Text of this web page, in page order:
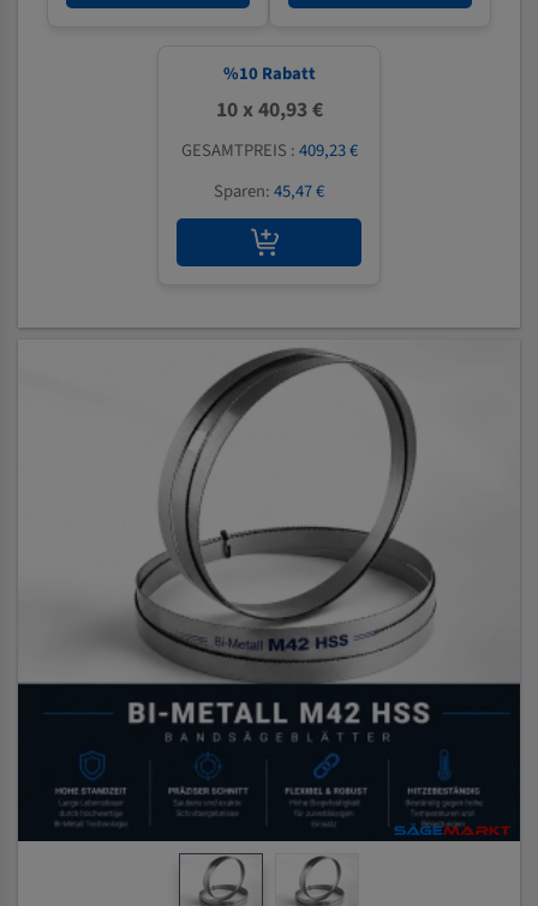
%10 Rabatt
10 x 40,93 €
GESAMTPREIS :409,23 €
Sparen:45,47 €